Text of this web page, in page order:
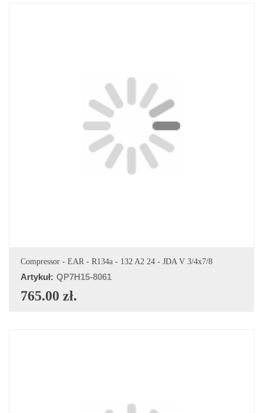
DODAJ DO KOSZYKA
Compressor - EAR - R134a - 132 A2 24 - JDA V 3/4x7/8
Artykuł: QP7H15-8061
765.00 zł.